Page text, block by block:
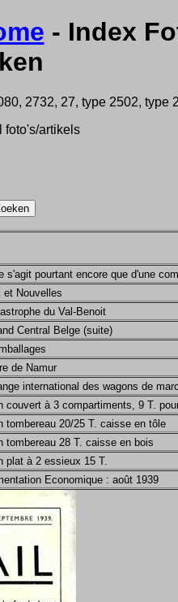
- Index
2732, 27, type 2502, type
foto's/artikels
s'agit pourtant encore que d'une
et Nouvelles
du Val-Benoit
Central Belge (suite)
de Namur
international des wagons de
couvert à 3 compartiments, 9 T.
tombereau 20/25 T. caisse en tôle
tombereau 28 T. caisse en bois
plat à 2 essieux 15 T.
Economique : août 1939